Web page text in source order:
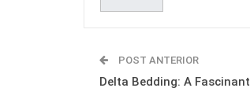
POST ANTERIOR
Delta Bedding: A